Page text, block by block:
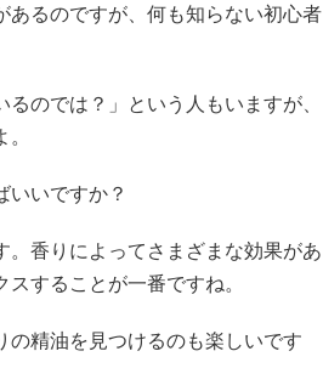
るのですが、何も知らない初心者
のでは？」という人もいますが、
いですか？
。香りによってさまざまな効果があ
することが一番ですね。
の精油を見つけるのも楽しいです